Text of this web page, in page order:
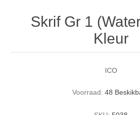
Skrif Gr 1
Kleur
ICO
Voorraad: 48